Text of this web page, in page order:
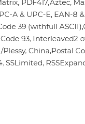
PDF417,Aztec,
A & UPC-E, EAN-8
39 (withfull
Code 93, Interleaved2
Plessy, China,Postal
SSLimited,